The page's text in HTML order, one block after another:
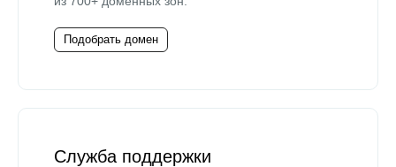
Подобрать домен
Служба поддержки